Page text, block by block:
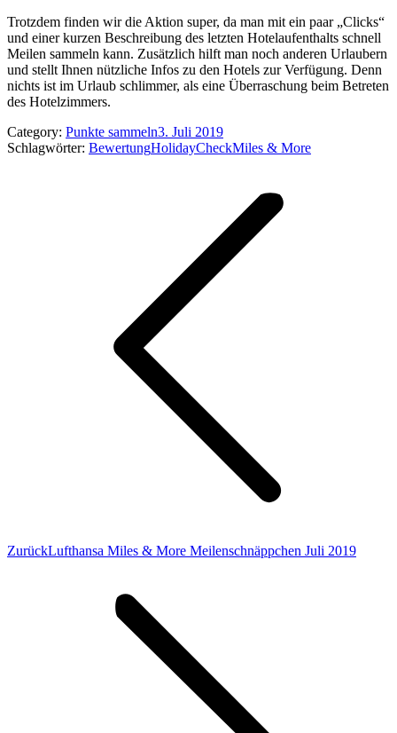
Trotzdem finden wir die Aktion super, da man mit ein paar „Clicks“
und einer kurzen Beschreibung des letzten Hotelaufenthalts schnell
Meilen sammeln kann. Zusätzlich hilft man noch anderen Urlaubern
und stellt Ihnen nützliche Infos zu den Hotels zur Verfügung. Denn
nichts ist im Urlaub schlimmer, als eine Überraschung beim Betreten
des Hotelzimmers.
Category: Punkte sammeln3. Juli 2019
Schlagwörter: BewertungHolidayCheckMiles & More
ZurückVorheriger
Lufthansa Miles & More Meilenschnäppchen Juli 2019